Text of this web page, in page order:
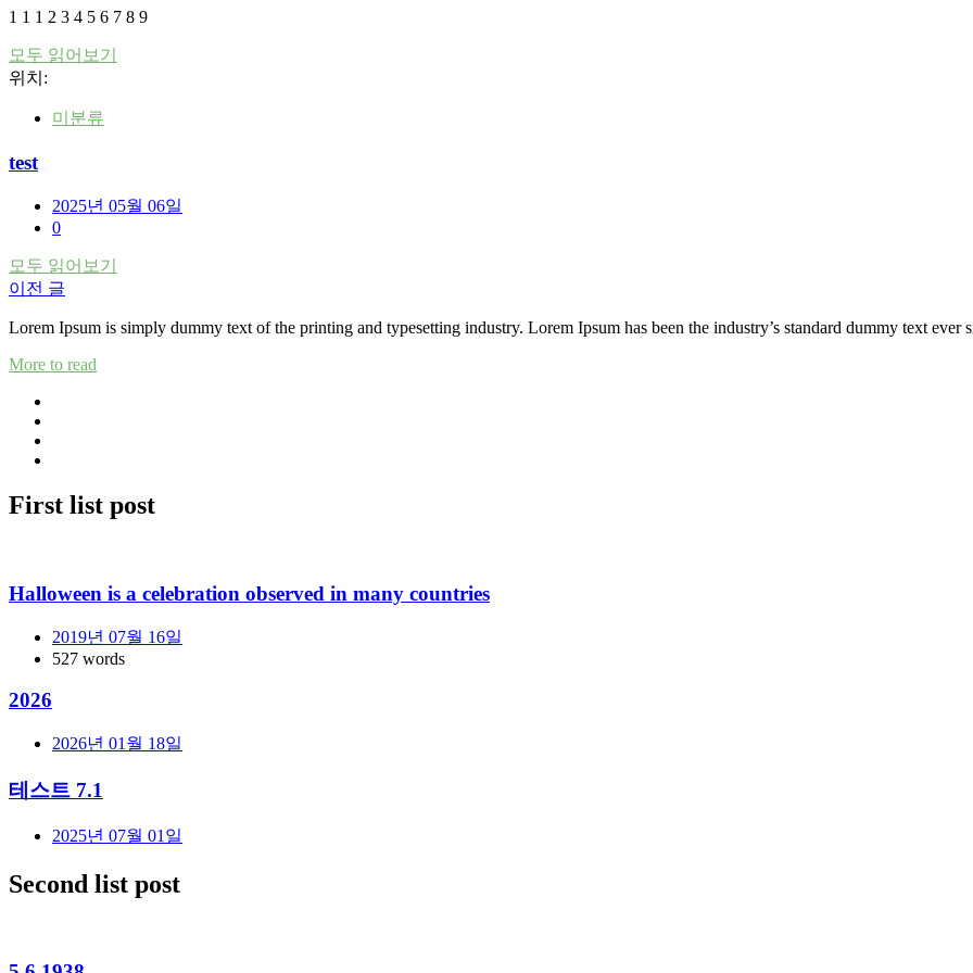
1 1 1 2 3 4 5 6 7 8 9
모두 읽어보기
위치:
미분류
test
2025년 05월 06일
0
모두 읽어보기
글
탐
색
이전 글
Lorem Ipsum is simply dummy text of the printing and typesetting industry. Lorem Ipsum has been the industry’s standard dummy text ever
More to read
First list post
Halloween is a celebration observed in many countries
2019년 07월 16일
527 words
2026
2026년 01월 18일
테스트 7.1
2025년 07월 01일
Second list post